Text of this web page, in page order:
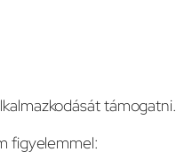
támogatni.
figyelemmel: